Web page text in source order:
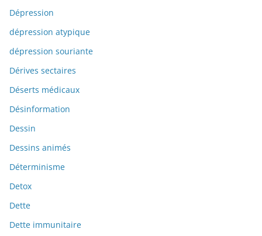
Dépression
dépression atypique
dépression souriante
Dérives sectaires
Déserts médicaux
Désinformation
Dessin
Dessins animés
Déterminisme
Detox
Dette
Dette immunitaire